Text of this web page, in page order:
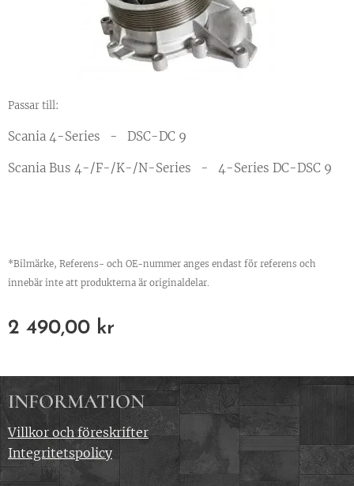
Passar till:
Scania 4-Series - DSC-DC 9
Scania Bus 4-/F-/K-/N-Series - 4-Series DC-DSC 9
*Bilmärke, Referens- och OE-nummer anges endast för referens och
innebär inte att produkterna är originaldelar.
2 490,00 kr
INFORMATION
Villkor och föreskrifter
Integritetspolicy